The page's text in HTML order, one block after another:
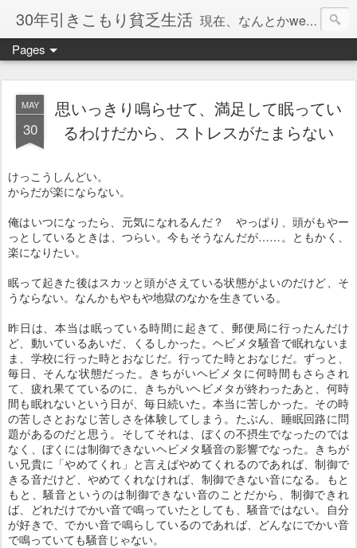
30年引きこもり貧乏生活 現在、なんとかweb系の仕事で食べています。このブログで扱う問題は「この世とはなにか」「人生とはなにか」「人間とはなにか」「強迫神経症の原因と解決法」「うつ病の原因と寄り添う方法」「家族の問題」などについてです。
Pages
MAY
30
思いっきり鳴らせて、満足して眠ってい
るわけだから、ストレスがたまらない
けっこうしんどい。
からだが楽にならない。
俺はいつになったら、元気になれるんだ？ やっぱり、頭がもやー
っとしているときは、つらい。今もそうなんだが……。ともかく、
楽になりたい。
眠って起きた後はスカッと頭がさえている状態がよいのだけど、そ
うならない。なんかもやもや地獄のなかを生きている。
昨日は、本当は眠っている時間に起きて、郵便局に行ったんだけ
ど、動いているあいだ、くるしかった。ヘビメタ騒音で眠れないま
ま、学校に行った時とおなじだ。行ってた時とおなじだ。ずっと、
毎日、そんな状態だった。きちがいヘビメタに何時間もさらされ
て、疲れ果てているのに、きちがいヘビメタが終わったあと、何時
間も眠れないという日が、毎日続いた。本当に苦しかった。その時
の苦しさとおなじ苦しさを体験してしまう。たぶん、睡眠回路に問
題があるのだと思う。そしてそれは、ぼくの不摂生でなったのでは
なく、ぼくには制御できないヘビメタ騒音の影響でなった。きちが
い兄貴に「やめてくれ」と言えばやめてくれるのであれば、制御で
きる音だけど、やめてくれなければ、制御できない音になる。もと
もと、騒音というのは制御できない音のことだから、制御できれ
ば、どれだけでかい音で鳴っていたとしても、騒音ではない。自分
が好きで、でかい音で鳴らしているのであれば、どんなにでかい音
で鳴っていても騒音じゃない。